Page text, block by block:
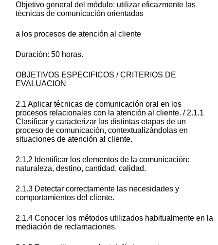
Objetivo general del módulo: utilizar eficazmente las
técnicas de comunicación orientadas
a los procesos de atención al cliente
Duración: 50 horas.
OBJETIVOS ESPECIFICOS / CRITERIOS DE
EVALUACION
2.1 Aplicar técnicas de comunicación oral en los
procesos relacionales con la atención al cliente. / 2.1.1
Clasificar y caracterizar las distintas etapas de un
proceso de comunicación, contextualizándolas en
situaciones de atención al cliente.
2.1.2 Identificar los elementos de la comunicación:
naturaleza, destino, cantidad, calidad.
2.1.3 Detectar correctamente las necesidades y
comportamientos del cliente.
2.1.4 Conocer los métodos utilizados habitualmente en la
mediación de reclamaciones.